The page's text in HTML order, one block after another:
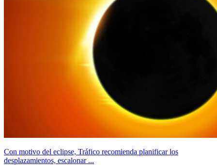
Con motivo del eclipse, Tráfico recomienda planificar los
desplazamientos, escalonar ...